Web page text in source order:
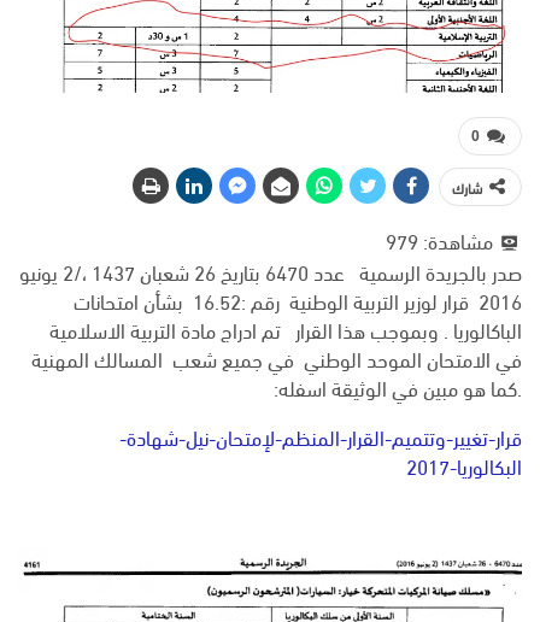
0
شارك
مشاهدة:979
صدر بالجريدة الرسمية عدد 6470 بتاريخ 26 شعبان 1437 ،/2 يونيو
2016 قرار لوزير التربية الوطنية رقم :16.52 بشأن امتحانات
الباكالوريا . وبموجب هذا القرار تم ادراج مادة التربية الاسلامية
في الامتحان الموحد الوطني في جميع شعب المسالك المهنية
.كما هو مبين في الوثيقة اسفله:
قرار-تغيير-وتتميم-القرار-المنظم-لإمتحان-نيل-شهادة-
البكالوريا-2017